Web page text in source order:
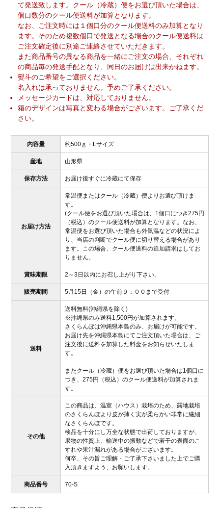
て発送致します。クール（冷蔵）便をお選び頂いた場合は、
個口数分のクール便送料が加算となります。
なお、ご注文時には１個口分のクール便送料のみ加算となり
ます。そのため複数個口で発送となる場合のクール便送料は
ご注文確定後に別途ご連絡させていただきます。
また商品番号の異なる商品を一緒にご注文の場合、それぞれ
の商品毎の発送手配となり、同日のお届けは出来かねます。
熨斗のご希望をご選択ください。
名入れは承っておりません。予めご了承ください。
メッセージカードは、対応しておりません。
箱のデザインは写真と変わる場合がございます。ご了承くだ
さい。
内容量 約500ｇ・Lサイズ
産地 山形県
保存方法 お届け後すぐに冷蔵にて保存
お届け方法
常温便またはクール（冷蔵）便よりお選び頂けま
す。
(クール便をお選び頂いた場合は、1個口につき275円
（税込）のクール便送料が加算となります。なお、
常温便をお選び頂いた場合も外気温などの状況によ
り、当店の判断でクール便に切り替える場合があり
ます。この場合、クール便送料の追加請求はしてお
りません。
賞味期限 2～3日以内にお召し上がり下さい。
販売期間 5月15日（金）の午前９：００まで受付
送料
送料無料(沖縄県を除く)
※沖縄県のみ送料1,500円が加算されます。
さくらんぼは沖縄県本島のみ、お届けが可能です。
お届け先を沖縄県本島にてご注文頂いた場合は、ご
注文後に送料を加算した料金をお知らせいたしま
す。
またクール（冷蔵）便をお選び頂いた場合は1個口に
つき、275円（税込）のクール便送料が加算されま
す。
その他
この商品は、温室（ハウス）栽培のため、露地栽培
のさくらんぼより皮が薄く実が柔らかい非常に繊細
なさくらんぼです。
検品を十分にし万全な状態で出荷しておりますが、
果物の性質上、輸送中の振動などで若干の表面のこ
すれや果汁漏れがある場合がございます。
何卒、その旨ご理解・ご了承下さいました上でご購
入頂きますよう、お願いします。
商品番号 70-S